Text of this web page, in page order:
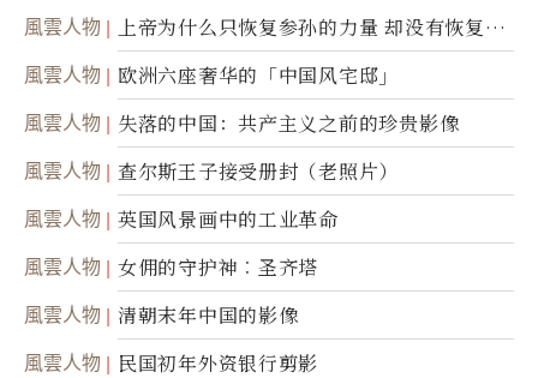
風雲人物
上帝为什么只恢复参孙的力量 却没有恢复祂
的视力
風雲人物 欧洲六座奢华的「中国风宅邸」
風雲人物 失落的中国：共产主义之前的珍贵影像
風雲人物 查尔斯王子接受册封（老照片）
風雲人物 英国风景画中的工业革命
風雲人物 女佣的守护神︰圣齐塔
風雲人物 清朝末年中国的影像
風雲人物 民国初年外资银行剪影